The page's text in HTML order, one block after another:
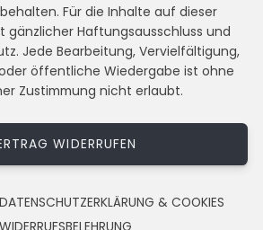
Für die Inhalte auf dieser
gänzlicher Haftungsausschluss und
Jede Bearbeitung, Vervielfältigung,
öffentliche Wiedergabe ist ohne
Zustimmung nicht erlaubt.
WIDERRUFEN
DATENSCHUTZERKLÄRUNG & COOKIES